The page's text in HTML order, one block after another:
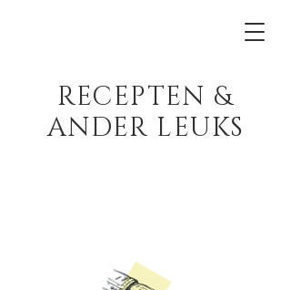
RECEPTEN &
ANDER LEUKS